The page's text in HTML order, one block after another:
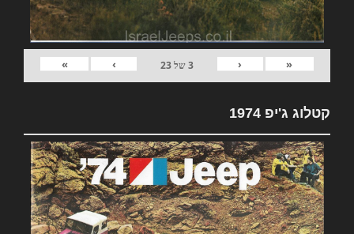
«
‹
3של23
›
»
קטלוג ג'יפ 1974